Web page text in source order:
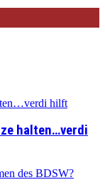
halten…verdi